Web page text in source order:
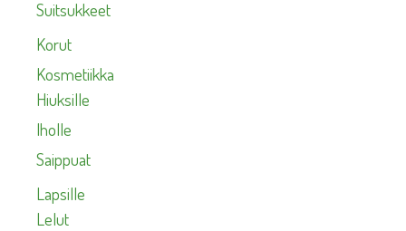
Suitsukkeet
Korut
Kosmetiikka
Hiuksille
Iholle
Saippuat
Lapsille
Lelut